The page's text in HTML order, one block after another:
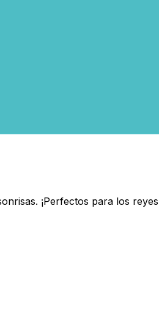
¡Perfectos para los